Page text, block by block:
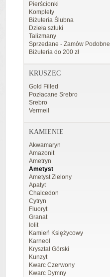
Pierścionki
Komplety
Biżuteria Ślubna
Dzieła sztuki
Talizmany
Sprzedane - Zamów Podobne
Biżuteria do 200 zł
KRUSZEC
Gold Filled
Pozłacane Srebro
Srebro
Vermeil
KAMIENIE
Akwamaryn
Amazonit
Ametryn
Ametyst
Ametyst Zielony
Apatyt
Chalcedon
Cytryn
Fluoryt
Granat
Iolit
Kamień Księżycowy
Karneol
Kryształ Górski
Kunzyt
Kwarc Czerwony
Kwarc Dymny